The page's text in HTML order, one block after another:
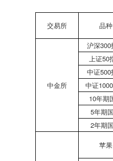
交易所 品种
中金所
沪深
上证50
中证
中证
10年期
5年期
2年期
苹果